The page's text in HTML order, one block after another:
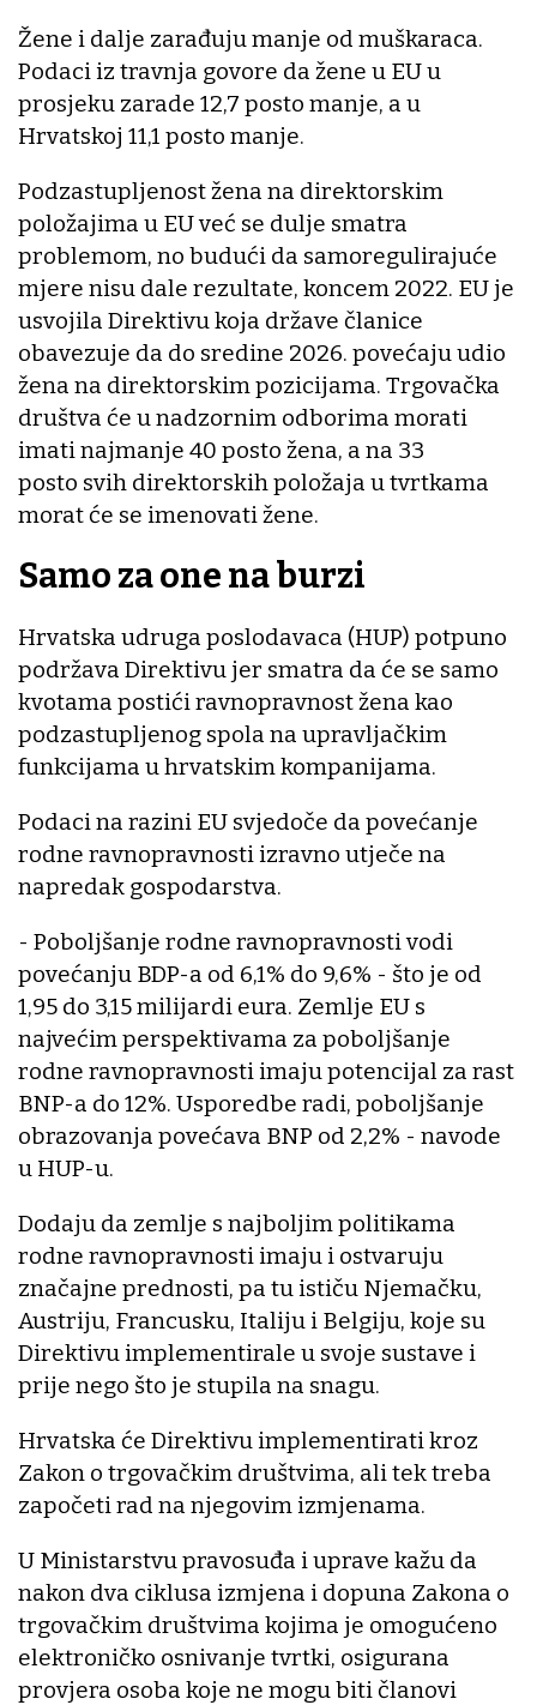
Žene i dalje zarađuju manje od muškaraca.
Podaci iz travnja govore da žene u EU u
prosjeku zarade 12,7 posto manje, a u
Hrvatskoj 11,1 posto manje.
Podzastupljenost žena na direktorskim
položajima u EU već se dulje smatra
problemom, no budući da samoregulirajuće
mjere nisu dale rezultate, koncem 2022. EU je
usvojila Direktivu koja države članice
obavezuje da do sredine 2026. povećaju udio
žena na direktorskim pozicijama. Trgovačka
društva će u nadzornim odborima morati
imati najmanje 40 posto žena, a na 33
posto svih direktorskih položaja u tvrtkama
morat će se imenovati žene.
Samo za one na burzi
Hrvatska udruga poslodavaca (HUP) potpuno
podržava Direktivu jer smatra da će se samo
kvotama postići ravnopravnost žena kao
podzastupljenog spola na upravljačkim
funkcijama u hrvatskim kompanijama.
Podaci na razini EU svjedoče da povećanje
rodne ravnopravnosti izravno utječe na
napredak gospodarstva.
- Poboljšanje rodne ravnopravnosti vodi
povećanju BDP-a od 6,1% do 9,6% - što je od
1,95 do 3,15 milijardi eura. Zemlje EU s
najvećim perspektivama za poboljšanje
rodne ravnopravnosti imaju potencijal za rast
BNP-a do 12%. Usporedbe radi, poboljšanje
obrazovanja povećava BNP od 2,2% - navode
u HUP-u.
Dodaju da zemlje s najboljim politikama
rodne ravnopravnosti imaju i ostvaruju
značajne prednosti, pa tu ističu Njemačku,
Austriju, Francusku, Italiju i Belgiju, koje su
Direktivu implementirale u svoje sustave i
prije nego što je stupila na snagu.
Hrvatska će Direktivu implementirati kroz
Zakon o trgovačkim društvima, ali tek treba
započeti rad na njegovim izmjenama.
U Ministarstvu pravosuđa i uprave kažu da
nakon dva ciklusa izmjena i dopuna Zakona o
trgovačkim društvima kojima je omogućeno
elektroničko osnivanje tvrtki, osigurana
provjera osoba koje ne mogu biti članovi